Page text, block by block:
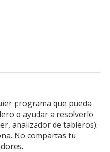
programa que pueda
o ayudar a resolverlo
analizador de tableros).
No compartas tu